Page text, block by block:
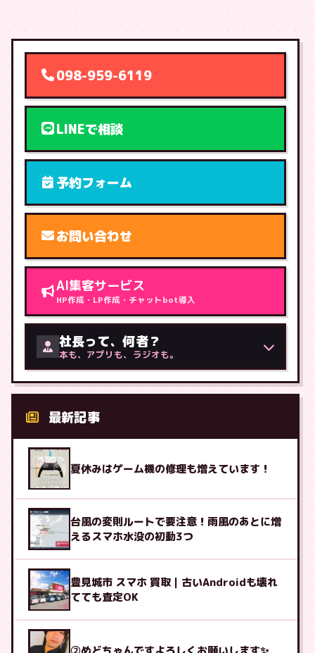
098-959-6119
LINEで相談
予約フォーム
お問い合わせ
AI集客サービス
HP作成・LP作成・チャットbot導入
社長って、何者？
本も、アプリも、ラジオも。
最新記事
夏休みはゲーム機の修理も増えています！
台風の変則ルートで要注意！雨風のあとに増
えるスマホ水没の初動3つ
豊見城市 スマホ 買取｜古いAndroidも壊れ
てても査定OK